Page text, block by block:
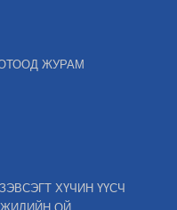
ЖУРАМ
ХҮЧИН ҮҮСЧ